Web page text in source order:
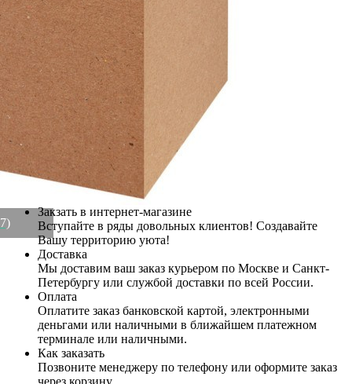
1 250₽ 510₽ ×
Up Down
Купить
Информация о доставке
Прочее
Служба доставки СДЭК
Рассчитываем стоимость доставки...
Самовывоз
ПВЗ СДЭК
Рассчитываем стоимость доставки...
Преимущества для клиентов
Закзать в интернет-магазине
Вступайте в ряды довольных клиентов! Создавайте
Вашу территорию уюта!
Доставка
Мы доставим ваш заказ курьером по Москве и Санкт-
Петербургу или службой доставки по всей России.
Оплата
Оплатите заказ банковской картой, электронными
деньгами или наличными в ближайшем платежном
терминале или наличными.
Как заказать
Позвоните менеджеру по телефону или оформите заказ
через корзину